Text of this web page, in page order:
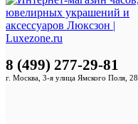
8 (499) 277-29-81
г. Москва, 3-я улица Ямского Поля, 28